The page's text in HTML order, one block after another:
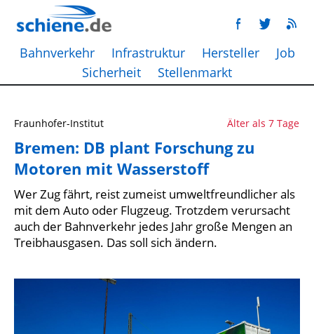
Bahnverkehr Infrastruktur Hersteller
Job
Sicherheit
Stellenmarkt
Fraunhofer-Institut Älter als 7 Tage
Bremen: DB plant Forschung zu
Motoren mit Wasserstoff
Wer Zug fährt, reist zumeist umweltfreundlicher als
mit dem Auto oder Flugzeug. Trotzdem verursacht
auch der Bahnverkehr jedes Jahr große Mengen an
Treibhausgasen. Das soll sich ändern.